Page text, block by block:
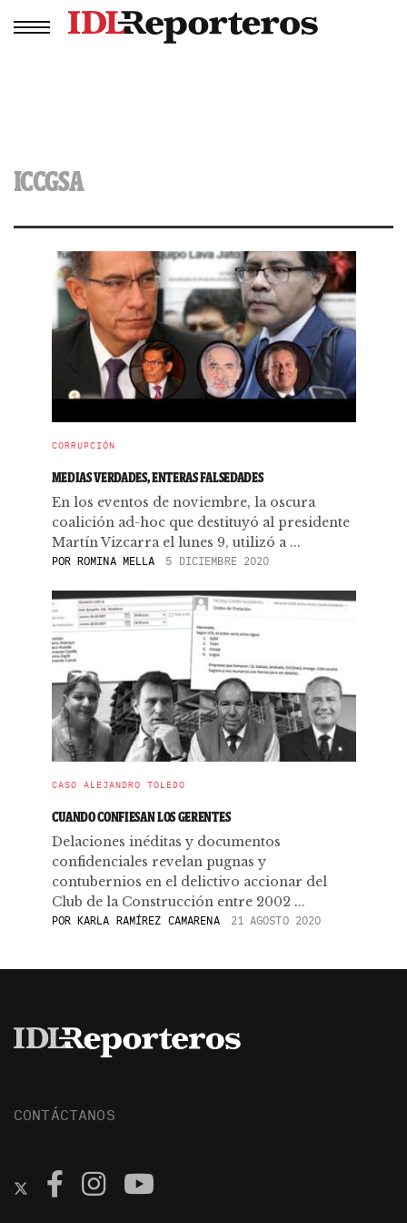
ICCGSA
CORRUPCIÓN
MEDIAS VERDADES, ENTERAS FALSEDADES
En los eventos de noviembre, la oscura
coalición ad-hoc que destituyó al presidente
Martín Vizcarra el lunes 9, utilizó a ...
POR ROMINA MELLA 5 DICIEMBRE 2020
CASO ALEJANDRO TOLEDO
CUANDO CONFIESAN LOS GERENTES
Delaciones inéditas y documentos
confidenciales revelan pugnas y
contubernios en el delictivo accionar del
Club de la Construcción entre 2002 ...
PORKARLA RAMÍREZ CAMARENA 21 AGOSTO 2020
CONTÁCTANOS